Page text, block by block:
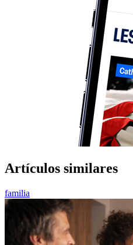
Artículos similares
familia